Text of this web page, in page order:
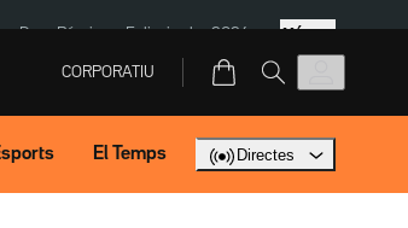
Dron Rússia Eclipsi solar 2026 Més
CORPORATIU
El Temps Directes